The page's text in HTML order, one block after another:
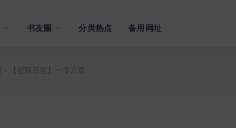
书友圈 分类热点 备用网址
【星际后宫】一零八章